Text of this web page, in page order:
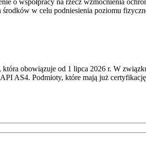
o współpracy na rzecz wzmocnienia
w celu podniesienia poziomu
obowiązuje od 1 lipca 2026 r. W
AS4. Podmioty, które mają już